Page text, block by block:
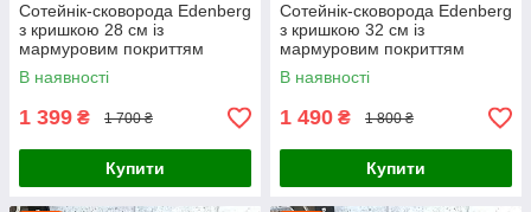
Сотейнік-сковорода Edenberg
з кришкою 28 см із
мармуровим покриттям
В наявності
1 399 ₴ 1 700 ₴
Купити
Сотейнік-сковорода Edenberg
з кришкою 32 см із
мармуровим покриттям
В наявності
1 490 ₴ 1 800 ₴
Купити